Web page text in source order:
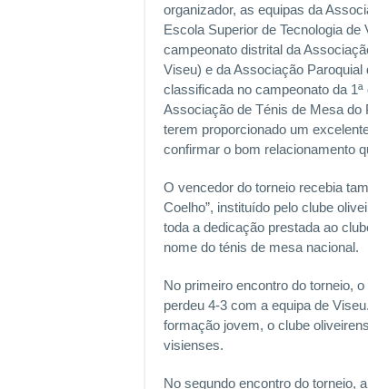
organizador, as equipas da
Escola Superior de Tecnologia de
campeonato distrital da
Viseu) e da Associação Paroquial
classificada no campeonato da
Associação de Ténis de Mesa do
terem proporcionado um
confirmar o bom relacionamento
O vencedor do torneio recebia
Coelho”, instituído pelo clube
toda a dedicação prestada ao
nome do ténis de mesa nacional.
No primeiro encontro do torneio,
perdeu 4-3 com a equipa de
formação jovem, o clube
visienses.
No segundo encontro do torneio,